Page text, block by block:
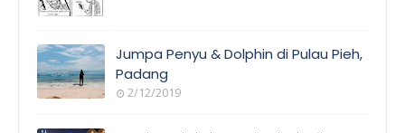
Jumpa Penyu & Dolphin di Pulau Pieh,
Padang
2/12/2019